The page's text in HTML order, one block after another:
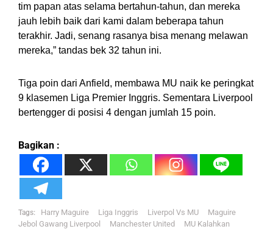
tim papan atas selama bertahun-tahun, dan mereka
jauh lebih baik dari kami dalam beberapa tahun
terakhir. Jadi, senang rasanya bisa menang melawan
mereka,” tandas bek 32 tahun ini.
Tiga poin dari Anfield, membawa MU naik ke peringkat
9 klasemen Liga Premier Inggris. Sementara Liverpool
bertengger di posisi 4 dengan jumlah 15 poin.
Bagikan :
Tags: Harry Maguire Liga Inggris Liverpol Vs MU
Maguire
Jebol Gawang Liverpool
Manchester United
MU Kalahkan